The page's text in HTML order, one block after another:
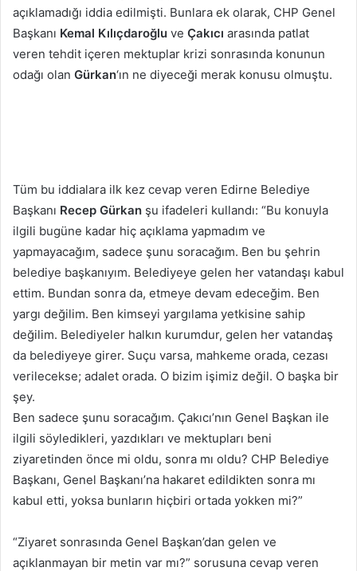
açıklamadığı iddia edilmişti. Bunlara ek olarak, CHP Genel
Başkanı Kemal Kılıçdaroğlu ve Çakıcı arasında patlat
veren tehdit içeren mektuplar krizi sonrasında konunun
odağı olan Gürkan‘ın ne diyeceği merak konusu olmuştu.
Tüm bu iddialara ilk kez cevap veren Edirne Belediye
Başkanı Recep Gürkan şu ifadeleri kullandı: “Bu konuyla
ilgili bugüne kadar hiç açıklama yapmadım ve
yapmayacağım, sadece şunu soracağım. Ben bu şehrin
belediye başkanıyım. Belediyeye gelen her vatandaşı kabul
ettim. Bundan sonra da, etmeye devam edeceğim. Ben
yargı değilim. Ben kimseyi yargılama yetkisine sahip
değilim. Belediyeler halkın kurumdur, gelen her vatandaş
da belediyeye girer. Suçu varsa, mahkeme orada, cezası
verilecekse; adalet orada. O bizim işimiz değil. O başka bir
şey.
Ben sadece şunu soracağım. Çakıcı’nın Genel Başkan ile
ilgili söyledikleri, yazdıkları ve mektupları beni
ziyaretinden önce mi oldu, sonra mı oldu? CHP Belediye
Başkanı, Genel Başkanı’na hakaret edildikten sonra mı
kabul etti, yoksa bunların hiçbiri ortada yokken mi?”
“Ziyaret sonrasında Genel Başkan’dan gelen ve
açıklanmayan bir metin var mı?” sorusuna cevap veren